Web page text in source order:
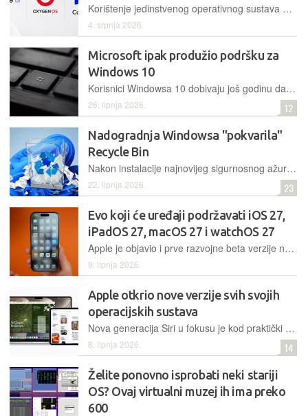
Korištenje jedinstvenog operativnog sustava moglo bi pojednostaviti razvoj novih značajki, ubrzati isporuku ažuriranja i smanjiti troškove razvoja
4. srpnja 2026.
Microsoft ipak produžio podršku za
Windows 10
Korisnici Windowsa 10 dobivaju još godinu dana sigurnosnih nadogradnji. Podrška je prvotno trebala završiti ovoga listopada, no Microsoft ju je produljio do listopada 2027. godine
26. lipnja 2026. 12
Nadogradnja Windowsa "pokvarila"
Recycle Bin
Nakon instalacije najnovijeg sigurnosnog ažuriranja za Windowse, korisnici su primijetili prikaz internih sistemskih naziva umjesto originalnih imena datoteka prilikom pražnjenja Recycle Bina
22. lipnja 2026. 23
Evo koji će uređaji podržavati iOS 27,
iPadOS 27, macOS 27 i watchOS 27
Apple je objavio i prve razvojne beta verzije novih operacijskih sustava, dok se stabilne verzije očekuju kasnije ove godine, vjerojatno nakon predstavljanja novih iPhonea
9. lipnja 2026.
Apple otkrio nove verzije svih svojih
operacijskih sustava
Nova generacija Siri u fokusu je kod praktički svakog novog Appleovog operacijskog sustava, ali to ipak nije jedini novitet
8. lipnja 2026. 14
Želite ponovno isprobati neki stariji
OS? Ovaj virtualni muzej ih ima preko
600